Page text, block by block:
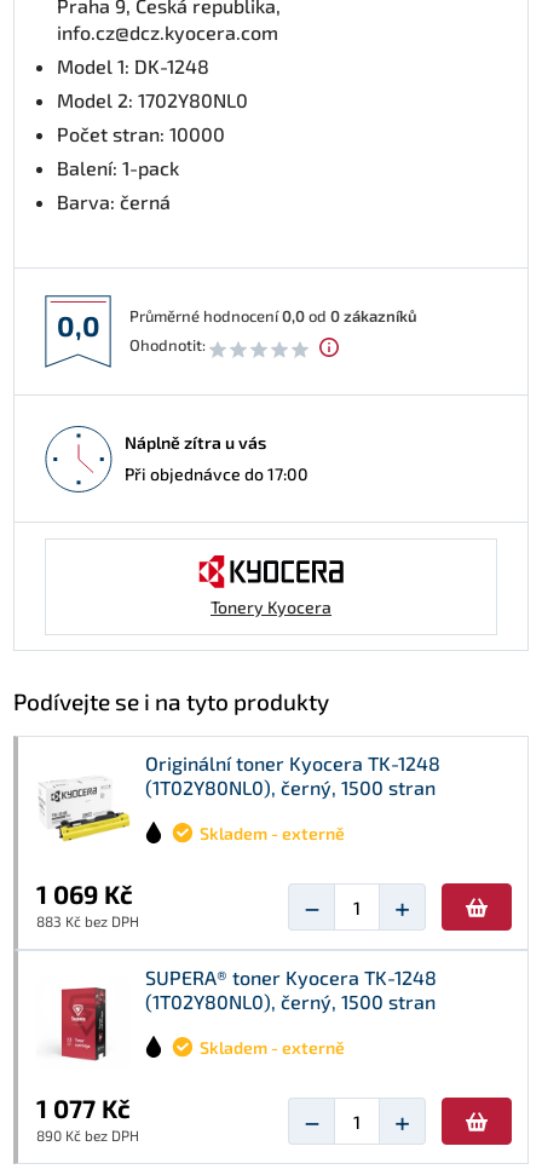
Praha 9, Česká republika,
info.cz@dcz.kyocera.com
Model 1: DK-1248
Model 2: 1702Y80NL0
Počet stran: 10000
Balení: 1-pack
Barva: černá
0,0 Průměrné hodnocení0,0od 0zákazníků
Ohodnotit:
Náplně zítra u vás
Při objednávce do 17:00
Tonery Kyocera
Podívejte se i na tyto produkty
Originální toner Kyocera TK-1248
(1T02Y80NL0), černý, 1500 stran
Skladem - externě
1 069 Kč
883 Kč bez DPH − +
SUPERA® toner Kyocera TK-1248
(1T02Y80NL0), černý, 1500 stran
Skladem - externě
1 077 Kč
890 Kč bez DPH − +